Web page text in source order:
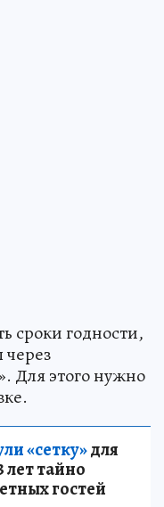
сроки годности,
Для этого нужно
«сетку»для
лет тайно
гостей